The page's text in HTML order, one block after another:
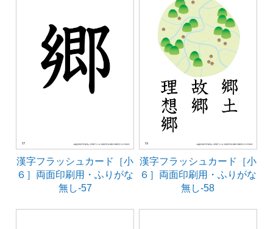
漢字フラッシュカード［小
６］両面印刷用・ふりがな
無し-57
漢字フラッシュカード［小
６］両面印刷用・ふりがな
無し-58